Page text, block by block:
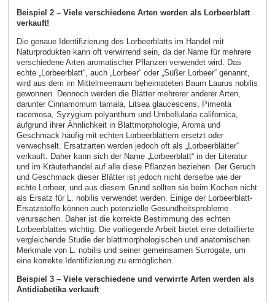
Beispiel 2 – Viele verschiedene Arten werden als Lorbeerblatt
verkauft!
Die genaue Identifizierung des Lorbeerblatts im Handel mit
Naturprodukten kann oft verwirrend sein, da der Name für mehrere
verschiedene Arten aromatischer Pflanzen verwendet wird. Das
echte „Lorbeerblatt“, auch „Lorbeer“ oder „Süßer Lorbeer“ genannt,
wird aus dem im Mittelmeerraum beheimateten Baum Laurus nobilis
gewonnen. Dennoch werden die Blätter mehrerer anderer Arten,
darunter Cinnamomum tamala, Litsea glaucescens, Pimenta
racemosa, Syzygium polyanthum und Umbellularia californica,
aufgrund ihrer Ähnlichkeit in Blattmorphologie, Aroma und
Geschmack häufig mit echten Lorbeerblättern ersetzt oder
verwechselt. Ersatzarten werden jedoch oft als „Lorbeerblätter“
verkauft. Daher kann sich der Name „Lorbeerblatt“ in der Literatur
und im Kräuterhandel auf alle diese Pflanzen beziehen. Der Geruch
und Geschmack dieser Blätter ist jedoch nicht derselbe wie der
echte Lorbeer, und aus diesem Grund sollten sie beim Kochen nicht
als Ersatz für L. nobilis verwendet werden. Einige der Lorbeerblatt-
Ersatzstoffe können auch potenzielle Gesundheitsprobleme
verursachen. Daher ist die korrekte Bestimmung des echten
Lorbeerblattes wichtig. Die vorliegende Arbeit bietet eine detaillierte
vergleichende Studie der blattmorphologischen und anatomischen
Merkmale von L. nobilis und seiner gemeinsamen Surrogate, um
eine korrekte Identifizierung zu ermöglichen.
Beispiel 3 – Viele verschiedene und verwirrte Arten werden als
Antidiabetika verkauft